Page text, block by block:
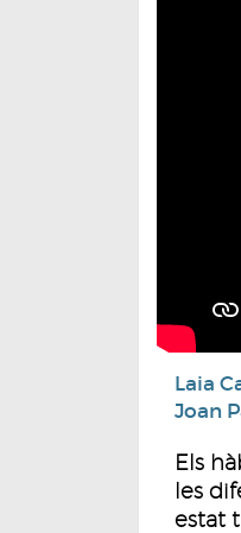
Laia
Joan
Els
les
estat